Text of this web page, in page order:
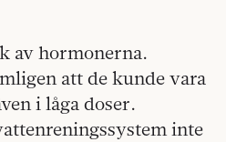
av hormonerna.
att de kunde vara
i låga doser.
inte